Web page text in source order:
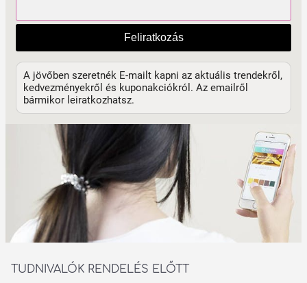
Feliratkozás
A jövőben szeretnék E-mailt kapni az aktuális trendekről,
kedvezményekről és kuponakciókról. Az emailről
bármikor leiratkozhatsz.
TUDNIVALÓK RENDELÉS ELŐTT